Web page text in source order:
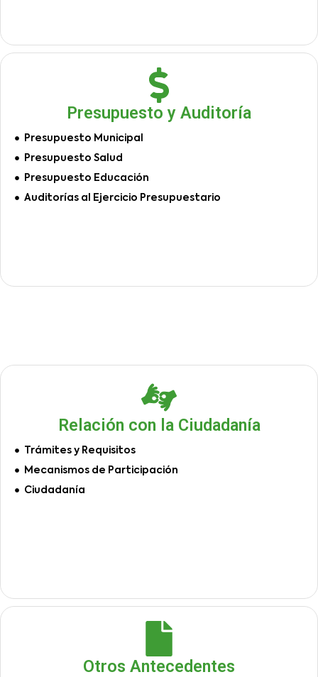
Presupuesto y Auditoría
Presupuesto Municipal
Presupuesto Salud
Presupuesto Educación
Auditorías al Ejercicio Presupuestario
Relación con la Ciudadanía
Trámites y Requisitos
Mecanismos de Participación
Ciudadanía
Otros Antecedentes